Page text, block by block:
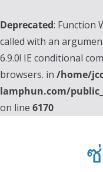
Deprecated: Function
called with an
6.9.0! IE conditional
browsers. in /home/
lamphun.com/
on line 6170